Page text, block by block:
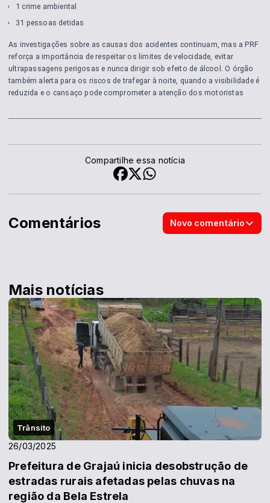
1 crime ambiental
31 pessoas detidas
As investigações sobre as causas dos acidentes continuam, mas a PRF
reforça a importância de respeitar os limites de velocidade, evitar
ultrapassagens perigosas e nunca dirigir sob efeito de álcool. O órgão
também alerta para os riscos de trafegar à noite, quando a visibilidade é
reduzida e o cansaço pode comprometer a atenção dos motoristas
Compartilhe essa notícia
Comentários Novo comentário
Mais notícias
Trânsito
26/03/2025
Prefeitura de Grajaú inicia desobstrução de
estradas rurais afetadas pelas chuvas na
região da Bela Estrela